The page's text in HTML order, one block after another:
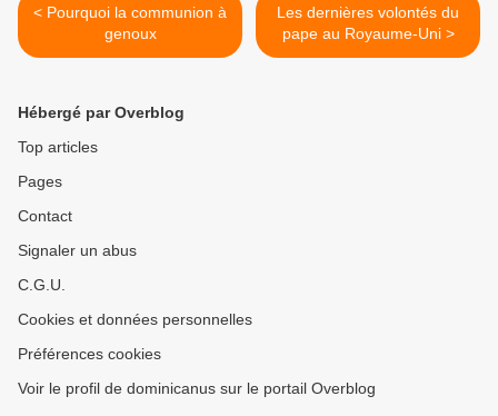
< Pourquoi la communion à
genoux
Les dernières volontés du
pape au Royaume-Uni >
Hébergé par Overblog
Top articles
Pages
Contact
Signaler un abus
C.G.U.
Cookies et données personnelles
Préférences cookies
Voir le profil de dominicanus sur le portail Overblog